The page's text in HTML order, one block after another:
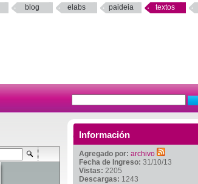
blog elabs paideia textos
Información
Agregado por: archivo
Fecha de Ingreso: 31/10/13
Vistas: 2205
Descargas: 1243